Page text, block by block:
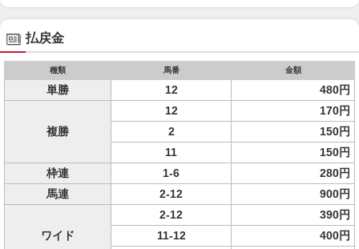
払戻金
種類 馬番 金額
単勝 12 480円
複勝
12
170円
2
150円
11
150円
枠連
1-6
280円
馬連
2-12 900円
ワイド
2-12
390円
11-12
400円